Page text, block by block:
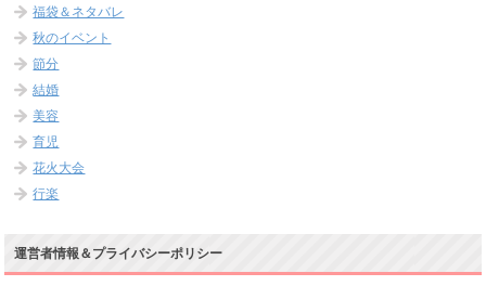
福袋＆ネタバレ
秋のイベント
節分
結婚
美容
育児
花火大会
行楽
運営者情報＆プライバシーポリシー